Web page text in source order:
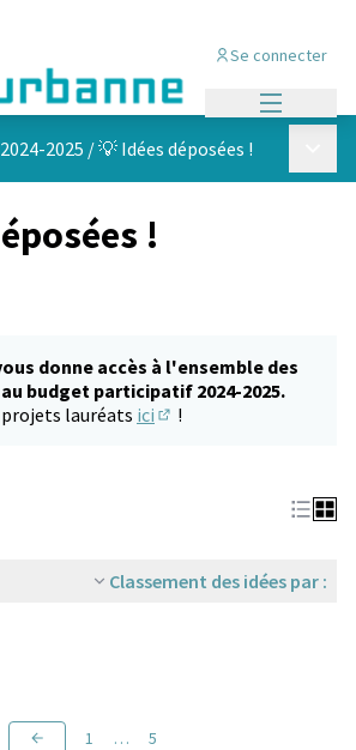
Se connecter
2025 /💡 Idées déposées !
!
donne accès à l'ensemble des
budget participatif 2024-2025.
projets lauréats ici !
Classement des idées par :
1 … 5